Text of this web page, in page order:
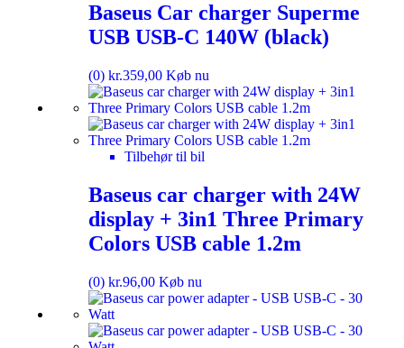
Baseus Car charger Superme
USB USB-C 140W (black)
(0) kr.359,00 Køb nu
Tilbehør til bil
Baseus car charger with 24W
display + 3in1 Three Primary
Colors USB cable 1.2m
(0) kr.96,00 Køb nu